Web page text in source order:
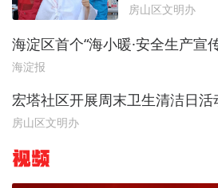
房山区文明办
海淀区首个“海小暖·安全生产宣
海淀报
宏塔社区开展周末卫生清洁日活
房山区文明办
视频